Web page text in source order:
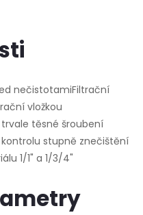
nečistotamiFiltrační
vložkou
těsné šroubení
stupně znečištění
1/1" a 1/3/4"